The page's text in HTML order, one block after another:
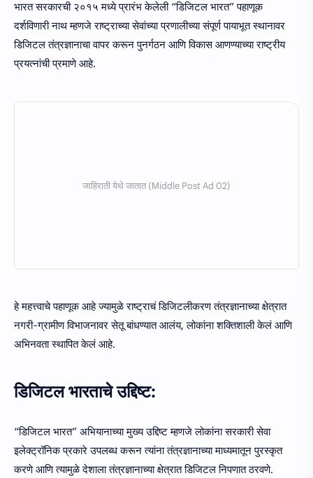
भारत सरकारची २०१५ मध्ये प्रारंभ केलेली “डिजिटल भारत” पहाणूक
दर्शविणारी नाथ म्हणजे राष्ट्राच्या सेवांच्या प्रणालीच्या संपूर्ण पायाभूत स्थानावर
डिजिटल तंत्रज्ञानाचा वापर करून पुनर्गठन आणि विकास आणण्याच्या राष्ट्रीय
प्रयत्नांची प्रमाणे आहे.
हे महत्त्वाचे पहाणूक आहे ज्यामुळे राष्ट्राचं डिजिटलीकरण तंत्रज्ञानाच्या क्षेत्रात
नगरी-ग्रामीण विभाजनावर सेतू बांधण्यात आलंय, लोकांना शक्तिशाली केलं आणि
अभिनवता स्थापित केलं आहे.
डिजिटल भारताचे उद्दिष्ट:
“डिजिटल भारत” अभियानाच्या मुख्य उद्दिष्ट म्हणजे लोकांना सरकारी सेवा
इलेक्ट्रॉनिक प्रकारे उपलब्ध करून त्यांना तंत्रज्ञानाच्या माध्यमातून पुरस्कृत
करणे आणि त्यामुळे देशाला तंत्रज्ञानाच्या क्षेत्रात डिजिटल निपणात ठरवणे.